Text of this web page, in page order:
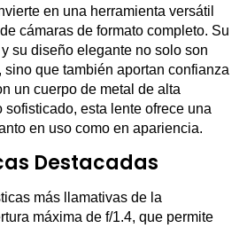
en una herramienta versátil
cámaras de formato completo. Su
su diseño elegante no solo son
que también aportan confianza
un cuerpo de metal de alta
esta lente ofrece una
en uso como en apariencia.
Destacadas
más llamativas de la
máxima de f/1.4, que permite